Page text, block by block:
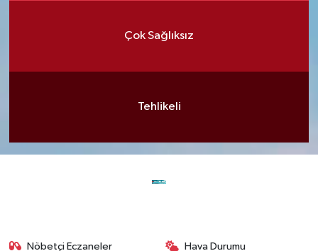
Çok Sağlıksız
Tehlikeli
Nöbetçi Eczaneler Hava Durumu